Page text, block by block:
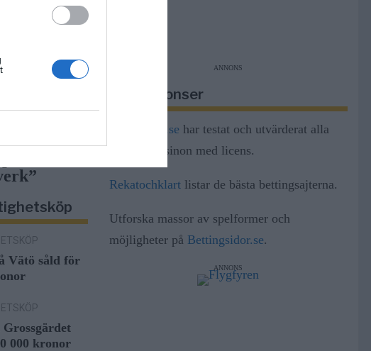
med
tog ny
Vätö såld för
000 kronor
ANNONS
Riksannonser
Casinorino.se har testat och utvärderat alla
svenska casinon med licens.
Rekatochklartlistar de bästa bettingsajterna.
Utforska massor av spelformer och
möjligheter på Bettingsidor.se.
ANNONS